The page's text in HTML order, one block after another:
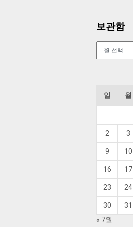
보관함
일 월
2 3
9 10
16 17
23 24
30
31
« 7월